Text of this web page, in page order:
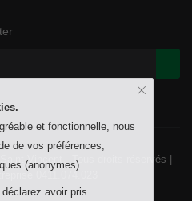
Vincent - Tous droits réservés |
0411.074.023
et fonctionnelle, nous
de vos préférences,
(anonymes)
avoir pris